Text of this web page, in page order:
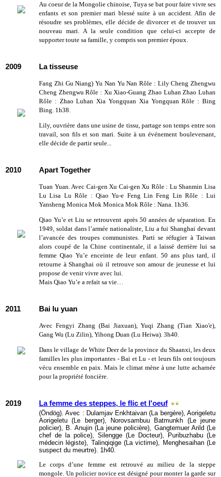
Au coeur de la Mongolie chinoise, Tuya se bat pour faire vivre ses
enfants et son premier mari blessé suite à un accident. Afin de
résoudre ses problèmes, elle décide de divorcer et de trouver un
nouveau mari. A la seule condition que celui-ci accepte de
supporter toute sa famille, y compris son premier époux.
2009 La tisseuse
Fang Zhi Gu Niang) Yu Nan Yu Nan Rôle : Lily Cheng Zhengwu
Cheng Zhengwu Rôle : Xu Xiao-Guang Zhao Luhan Zhao Luhan
Rôle : Zhao Luhan Xia Yongquan Xia Yongquan Rôle : Bing
Bing. 1h38.
Lily, ouvrière dans une usine de tissu, partage son temps entre son
travail, son fils et son mari. Suite à un événement bouleversant,
elle décide de partir seule...
2010 Apart Together
Tuan Yuan. Avec Cai-gen Xu Cai-gen Xu Rôle : Lu Shanmin Lisa
Lu Lisa Lu Rôle : Qiao Yu-e Feng Lin Feng Lin Rôle : Lui
Yansheng Monica Mok Monica Mok Rôle : Nana. 1h36.
Qiao Yu’e et Liu se retrouvent après 50 années de séparation. En
1949, soldat dans l’armée nationaliste, Liu a fui Shanghai devant
l’avancée des troupes communistes. Parti se réfugier à Taiwan
alors coupé de la Chine continentale, il a laissé derrière lui sa
femme Qiao Yu’e enceinte de leur enfant. 50 ans plus tard, il
retourne à Shanghai où il retrouve son amour de jeunesse et lui
propose de venir vivre avec lui.
Mais Qiao Yu’e a refait sa vie…
2011 Bai lu yuan
Avec Fengyi Zhang (Bai Jiaxuan), Yuqi Zhang (Tian Xiao'e),
Gang Wu (Lu Zilin), Yihong Duan (Lu Heiwa). 3h40.
Dans le village de White Deer de la province du Shaanxi, les deux
familles les plus importantes - Bai et Lu - et leurs fils ont toujours
vécu ensemble en paix. Mais le climat mène à une lutte acharnée
pour la propriété foncière.
2019 La femme des steppes, le flic et l'oeuf
(Öndög). Avec : Dulamjav Enkhtaivan (La bergère), Aorigeletu
Aorigeletu (Le berger), Norovsambuu Batmunkh (Le jeune
policier), B. Anujin (La jeune policière), Gangtemuer Arild (Le
chef de la police), Silengge (Le Docteur), Puribuzhabu (Le
médecin légiste), Talinqiqige (La victime), Menghesaihan (Le
suspect du meurtre). 1h40.
Le corps d’une femme est retrouvé au milieu de la steppe
mongole. Un policier novice est désigné pour monter la garde sur